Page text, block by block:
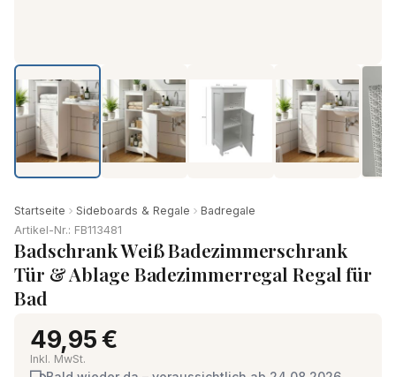
Startseite Sideboards & Regale
Badregale
Artikel-Nr.: FB113481
Badschrank Weiß Badezimmerschrank
Tür & Ablage Badezimmerregal Regal für
Bad
49,95 €
Inkl. MwSt.